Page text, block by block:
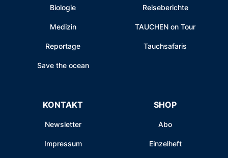
Biologie
Medizin
Reportage
Save the ocean
Reiseberichte
TAUCHEN on Tour
Tauchsafaris
KONTAKT
Newsletter
Impressum
SHOP
Abo
Einzelheft